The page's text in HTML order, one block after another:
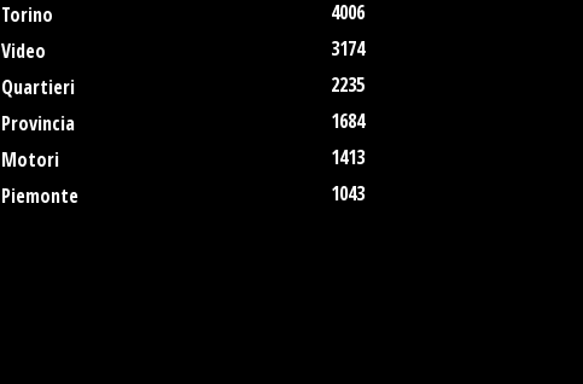
Torino
4006
Video
3174
Quartieri
2235
Provincia
1684
Motori
1413
Piemonte
1043